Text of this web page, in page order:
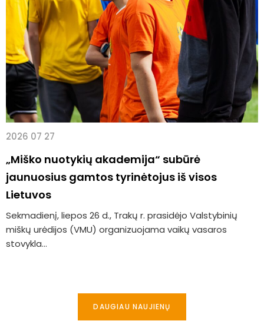
2026 07 27
„Miško nuotykių akademija“ subūrė
jaunuosius gamtos tyrinėtojus iš visos
Lietuvos
Sekmadienį, liepos 26 d., Trakų r. prasidėjo Valstybinių
miškų urėdijos (VMU) organizuojama vaikų vasaros
stovykla...
DAUGIAU NAUJIENŲ